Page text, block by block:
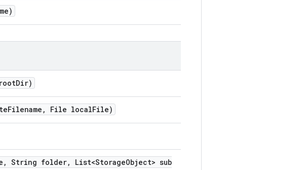
Dir)
Filename , File localFile)
, String folder, List<StorageObject> sub